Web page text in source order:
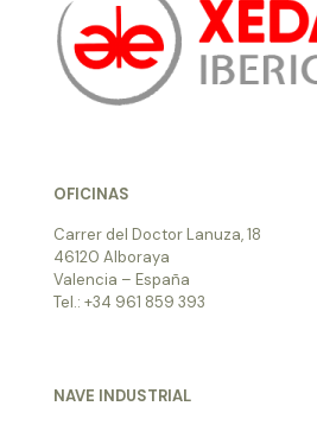
OFICINAS
Carrer del Doctor Lanuza, 18
46120 Alboraya
Valencia – España
Tel.: +34 961 859 393
NAVE INDUSTRIAL